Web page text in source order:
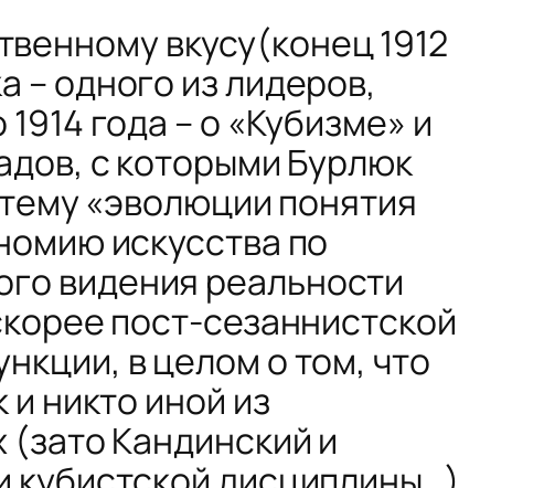
вкусу(конец 1912
– одного из лидеров,
года – о «Кубизме» и
с которыми Бурлюк
«эволюции понятия
искусства по
видения реальности
пост-сезаннистской
в целом о том, что
никто иной из
(зато Кандинский и